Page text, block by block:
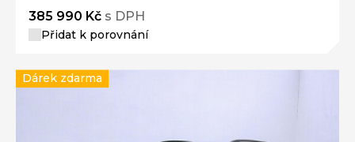
385 990 Kč s DPH
Přidat k porovnání
Dárek zdarma